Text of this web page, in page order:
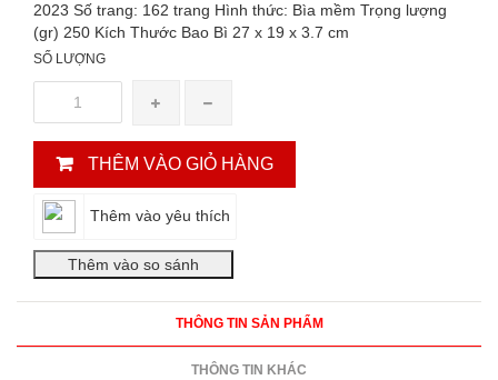
2023 Số trang: 162 trang Hình thức: Bìa mềm Trọng lượng
(gr) 250 Kích Thước Bao Bì 27 x 19 x 3.7 cm
SỐ LƯỢNG
THÊM VÀO GIỎ HÀNG
Thêm vào yêu thích
THÔNG TIN SẢN PHẨM
THÔNG TIN KHÁC